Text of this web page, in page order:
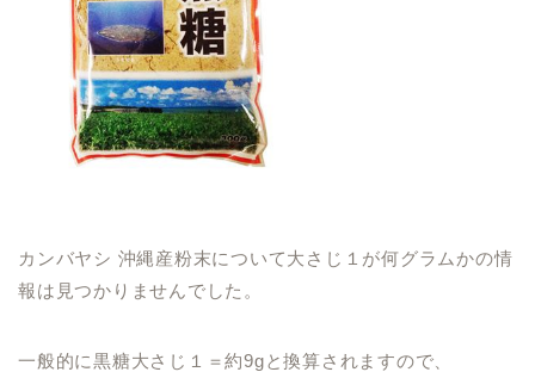
カンバヤシ 沖縄産粉末について大さじ１が何グラムかの情
報は見つかりませんでした。
一般的に黒糖大さじ１＝約9gと換算されますので、